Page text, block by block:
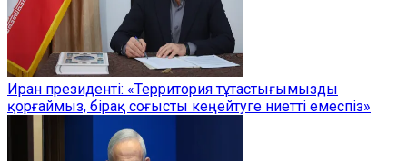
Иран президенті: «Территория тұтастығымызды
қорғаймыз, бірақ соғысты кеңейтуге ниетті емеспіз»